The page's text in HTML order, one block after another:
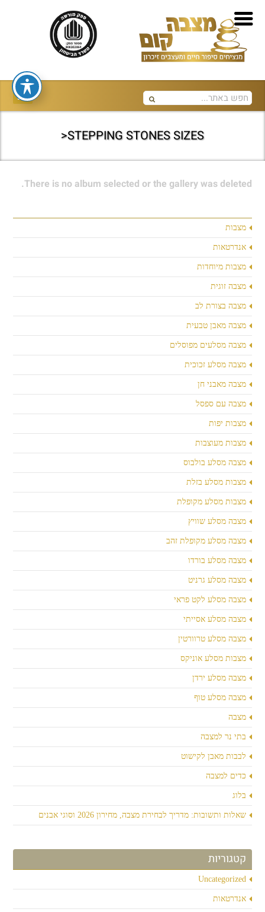
STEPPING STONES SIZES<
מצבות
אנדרטאות
מצבות מיוחדות
מצבה זוגית
מצבה בצורת לב
מצבה מאבן טבעית
מצבה מסלעים מפוסלים
מצבה מסלע זכוכית
מצבה מאבני חן
מצבה עם ספסל
מצבות יפות
מצבות מעוצבות
מצבה מסלע בולבוס
מצבות מסלע בזלת
מצבות מסלע מקופלת
מצבה מסלע שוויץ
מצבה מסלע מקופלת זהב
מצבה מסלע בורדו
מצבה מסלע גרניט
מצבה מסלע לקט פראי
מצבה מסלע אסייתי
מצבה מסלע טרוורטין
מצבות מסלע אוניקס
מצבה מסלע ירדן
מצבה מסלע טוף
מצבה
בתי נר למצבה
לבבות מאבן לקישוט
כדים למצבה
בלוג
שאלות ותשובות: מדריך לבחירת מצבה, מחירון 2026 וסוגי אבנים
קטגוריות
Uncategorized
אנדרטאות
There is no album selected or the gallery was deleted.